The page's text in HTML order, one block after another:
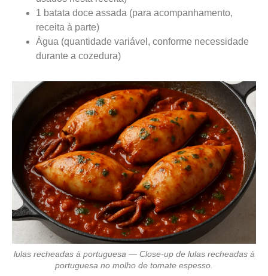
1 batata doce assada (para acompanhamento,
receita à parte)
Água (quantidade variável, conforme necessidade
durante a cozedura)
lulas recheadas à portuguesa — Close-up de lulas recheadas à
portuguesa no molho de tomate espesso.